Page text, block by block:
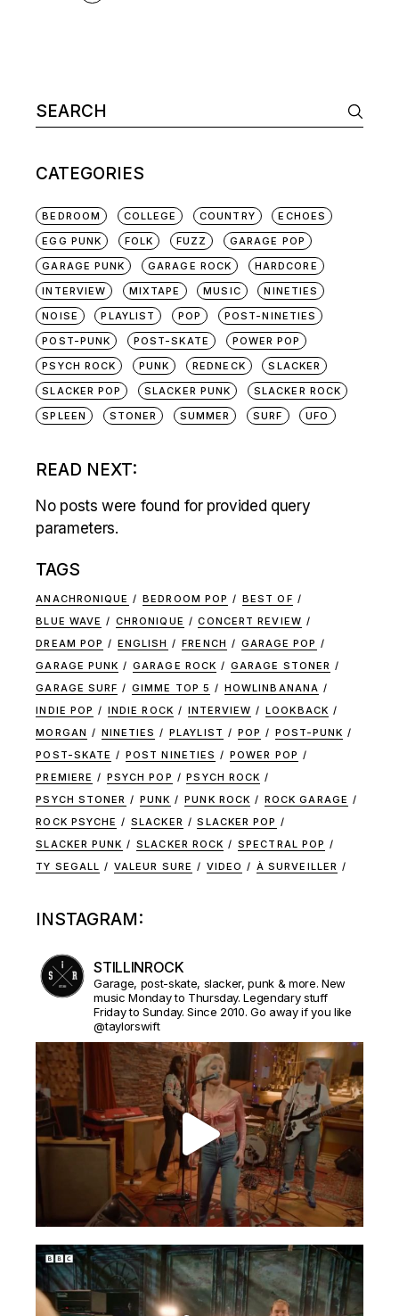
Search
for:
CATEGORIES
BEDROOM COLLEGE COUNTRY
ECHOES
EGG PUNK
FOLK FUZZ
GARAGE POP
GARAGE PUNK
GARAGE ROCK
HARDCORE
INTERVIEW
MIXTAPE MUSIC
NINETIES
NOISE
PLAYLIST POP
POST-NINETIES
POST-PUNK
POST-SKATE
POWER POP
PSYCH ROCK
PUNK REDNECK
SLACKER
SLACKER POP
SLACKER PUNK
SLACKER ROCK
SPLEEN
STONER SUMMER SURF UFO
READ NEXT:
No posts were found for provided query
parameters.
TAGS
ANACHRONIQUE BEDROOM POP
BEST OF
BLUE WAVE
CHRONIQUE
CONCERT REVIEW
DREAM POP
ENGLISH FRENCH
GARAGE POP
GARAGE PUNK
GARAGE ROCK
GARAGE STONER
GARAGE SURF
GIMME TOP 5
HOWLINBANANA
INDIE POP
INDIE ROCK INTERVIEW
LOOKBACK
MORGAN
NINETIES PLAYLIST POP
POST-PUNK
POST-SKATE
POST NINETIES
POWER POP
PREMIERE
PSYCH POP
PSYCH ROCK
PSYCH STONER
PUNK PUNK ROCK
ROCK GARAGE
ROCK PSYCHE
SLACKER
SLACKER POP
SLACKER PUNK
SLACKER ROCK
SPECTRAL POP
TY SEGALL
VALEUR SURE VIDEO À SURVEILLER
INSTAGRAM:
STILLINROCK
Garage, post-skate, slacker, punk & more. New
music Monday to Thursday. Legendary stuff
Friday to Sunday. Since 2010. Go away if you like
@taylorswift